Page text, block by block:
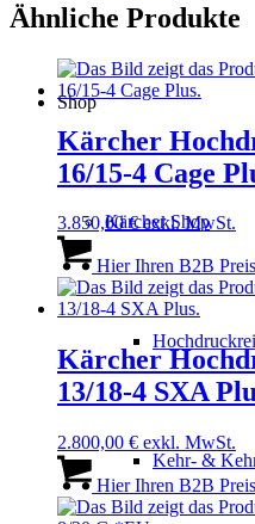
Shop
Kärcher Shop
Kehr- &
Ähnliche Produkte
Kärcher
16/15-4 Cage
3.850,00€exkl. MwSt.
Hier Ihren B2B
Kärcher
13/18-4 SXA
2.800,00 € exkl. MwSt.
Hier Ihren B2B